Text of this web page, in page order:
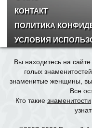
КОНТАКТ
ПОЛИТИКА
УСЛОВИЯ
Вы находитесь на
голых
знаменитые женщины, вы
Все
Кто такие знаменитости